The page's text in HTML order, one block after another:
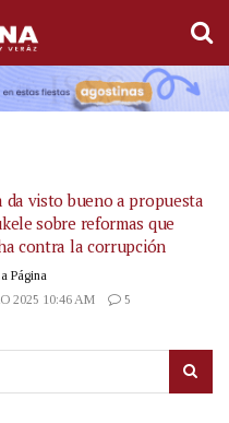
visto bueno a propuesta
sobre reformas que
contra la corrupción
Página
2025 10:46 AM
5